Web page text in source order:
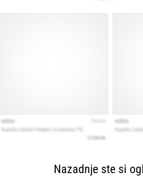
Nazadnje ste si